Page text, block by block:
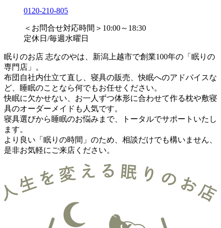
0120-210-805
＜お問合せ対応時間＞10:00～18:30
定休日/毎週水曜日
眠りのお店 志なのやは、新潟上越市で創業100年の「眠りの
専門店」。
布団自社内仕立て直し、寝具の販売、快眠へのアドバイスな
ど、睡眠のことなら何でもお任せください。
快眠に欠かせない、お一人ずつ体形に合わせて作る枕や敷寝
具のオーダーメイドも人気です。
寝具選びから睡眠のお悩みまで、トータルでサポートいたし
ます。
より良い「眠りの時間」のため、相談だけでも構いません、
是非お気軽にご来店ください。